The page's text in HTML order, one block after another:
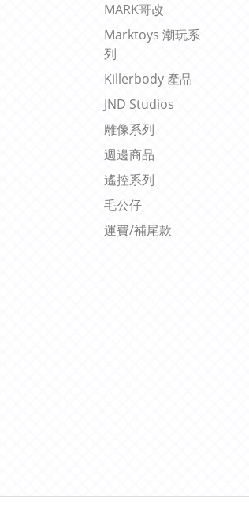
MARK哥改
Marktoys 潮玩系
列
Killerbody 產品
JND Studios
雕像系列
週邊商品
遙控系列
毛公仔
運費/補尾款